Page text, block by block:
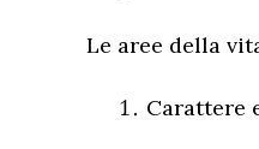
Le aree della
Carattere